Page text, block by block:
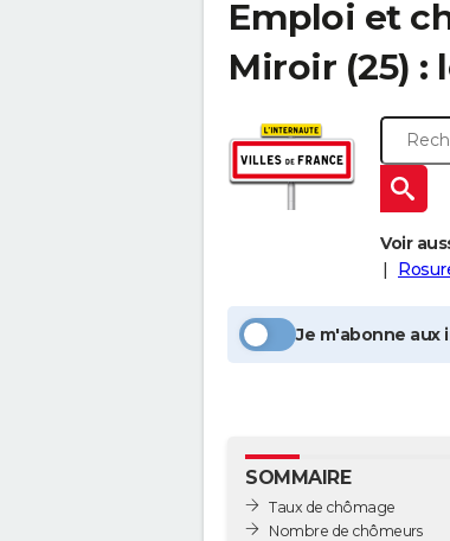
Emploi et
Miroir (25) :
Voir
Je m'abonne aux
SOMMAIRE
Taux de chômage
Nombre de chômeurs